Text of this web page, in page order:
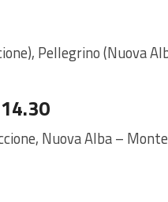
Pellegrino (Nuova
Nuova Alba –